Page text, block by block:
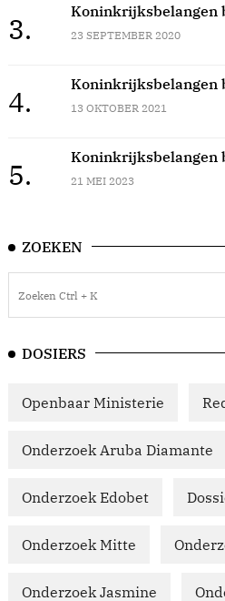
3.
Koninkrijksbelangen
23 SEPTEMBER 2020
4.
Koninkrijksbelangen
13 OKTOBER 2021
5.
Koninkrijksbelangen
21 MEI 2023
ZOEKEN
DOSIERS
Openbaar Ministerie
Onderzoek Aruba Diamante
Onderzoek Edobet
Onderzoek Mitte
Onderzoek Jasmine